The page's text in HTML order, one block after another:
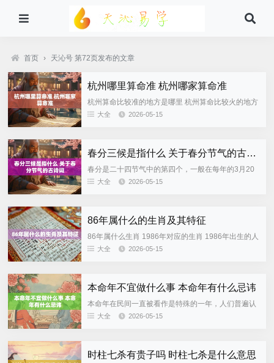
首页 › 天沁号 第72页发布的文章
杭州哪里算命准 杭州哪家算命准
杭州算命比较准的地方是哪里 杭州算命比较火的地方
在杭州，算命比较集中的地方有灵隐寺周边、河坊
大全 2026-05-15
春分三候是指什么 关于春分节气的古诗词
春分是二十四节气中的第四个，一般在每年的3月20
日或21日前后。此时太阳几乎直射赤道，白昼与黑夜
大全 2026-05-15
86年属什么的生肖及其特征
86年属什么生肖 1986年对应的生肖 1986年出生的人
一般被称作属虎。按照中国传统的生肖纪年法，1986
大全 2026-05-15
本命年不宜做什么事 本命年有什么忌讳
本命年在民间一直被看作是特殊的一年，人们普遍认
为这一年运气容易变化无常，在工作和生活中应该更
大全 2026-05-15
时柱七杀有贵子吗 时柱七杀是什么意思